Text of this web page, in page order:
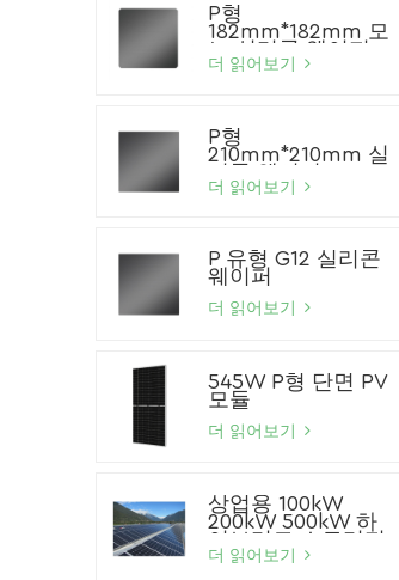
P형
182mm*182mm 모
노 실리콘 웨이퍼
더 읽어보기
P형
210mm*210mm 실
리콘 웨이퍼
더 읽어보기
P 유형 G12 실리콘
웨이퍼
더 읽어보기
545W P형 단면 PV
모듈
더 읽어보기
상업용 100kW
200kW 500kW 하
이브리드 스토리지
태양광 시스템 리튬
더 읽어보기